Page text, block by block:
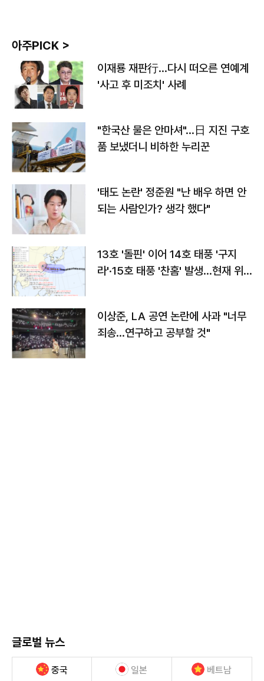
아주PICK >
이재룡 재판行…다시 떠오른 연예계
'사고 후 미조치' 사례
"한국산 물은 안마셔"…日 지진 구호
품 보냈더니 비하한 누리꾼
'태도 논란' 정준원 "난 배우 하면 안
되는 사람인가? 생각 했다"
13호 '돌핀' 이어 14호 태풍 '구지
라'·15호 태풍 '찬홈' 발생…현재 위
이상준, LA 공연 논란에 사과 "너무
죄송…연구하고 공부할 것"
글로벌 뉴스
중국 일본 베트남